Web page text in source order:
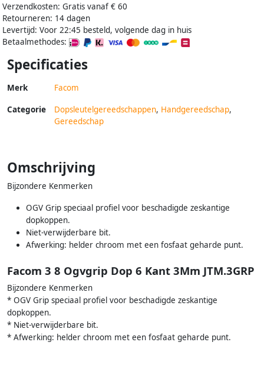
Verzendkosten: Gratis vanaf € 60
Retourneren: 14 dagen
Levertijd: Voor 22:45 besteld, volgende dag in huis
Betaalmethodes:
Specificaties
Merk Facom
Categorie Dopsleutelgereedschappen, Handgereedschap,
Gereedschap
Omschrijving
Bijzondere Kenmerken
OGV Grip speciaal profiel voor beschadigde zeskantige
dopkoppen.
Niet-verwijderbare bit.
Afwerking: helder chroom met een fosfaat geharde punt.
Facom 3 8 Ogvgrip Dop 6 Kant 3Mm JTM.3GRP
Bijzondere Kenmerken
* OGV Grip speciaal profiel voor beschadigde zeskantige
dopkoppen.
* Niet-verwijderbare bit.
* Afwerking: helder chroom met een fosfaat geharde punt.